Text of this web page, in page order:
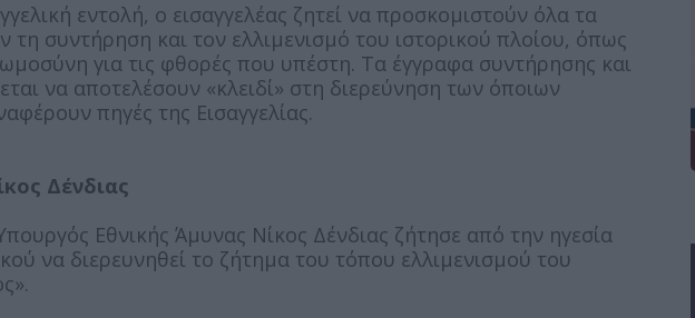
εντολή, ο εισαγγελέας ζητεί να προσκομιστούν όλα τα
συντήρηση και τον ελλιμενισμό του ιστορικού πλοίου, όπως
για τις φθορές που υπέστη. Τα έγγραφα συντήρησης και
να αποτελέσουν «κλειδί» στη διερεύνηση των όποιων
πηγές της Εισαγγελίας.
Δένδιας
Εθνικής Άμυνας Νίκος Δένδιας ζήτησε από την ηγεσία
να διερευνηθεί το ζήτημα του τόπου ελλιμενισμού του